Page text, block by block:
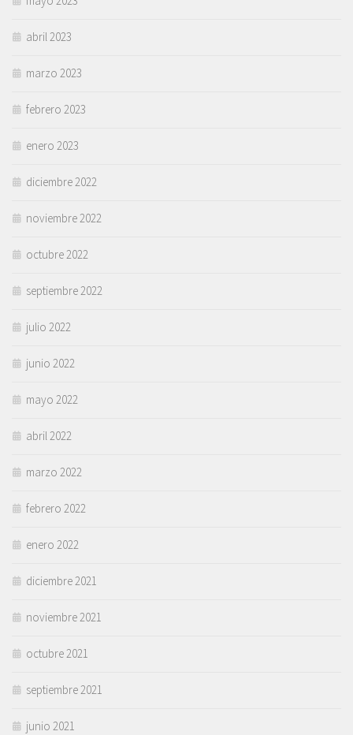
abril 2023
marzo 2023
febrero 2023
enero 2023
diciembre 2022
noviembre 2022
octubre 2022
septiembre 2022
julio 2022
junio 2022
mayo 2022
abril 2022
marzo 2022
febrero 2022
enero 2022
diciembre 2021
noviembre 2021
octubre 2021
septiembre 2021
junio 2021